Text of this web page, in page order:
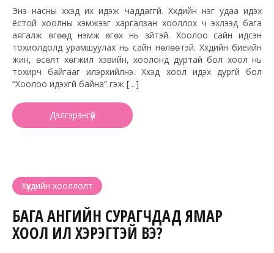
Энэ насны хүүхэд их идэж чаддаггүй. Хүүхдийн нэг удаа идэх
ёстой хоолны хэмжээг харгалзан хооллох ч эхлээд бага
аягалж өгөөд нэмж өгөх нь зүйтэй. Хоолоо сайн идсэн
тохиолдолд урамшуулах нь сайн нөлөөтэй. Хүүхдийн биеийн
жин, өсөлт хөгжил хэвийн, хоолонд дуртай бол хоол нь
тохирч байгааг илэрхийлнэ. Хүүхэд хоол идэх дургүй бол
“Хоолоо идэхгүй байна” гэж […]
Дэлгэрэнгүй
Хүүхдийн хооллолт
БАГА АНГИЙН СУРАГЧДАД ЯМАР
ХООЛ ИЛҮҮ ХЭРЭГТЭЙ ВЭ?